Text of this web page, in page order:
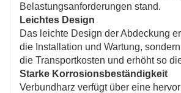
Belastungsanforderungen stand.
Leichtes Design
Das leichte Design der Abdeckung
die Installation und Wartung,
die Transportkosten und erhöht so
Starke Korrosionsbeständigkeit
Verbundharz verfügt über eine